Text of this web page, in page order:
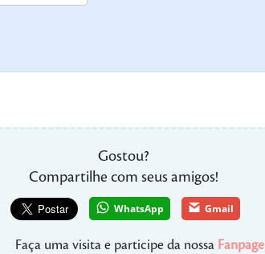
Gostou?
Compartilhe com seus amigos!
WhatsApp Gmail
Faça uma visita e participe da nossa Fanpage